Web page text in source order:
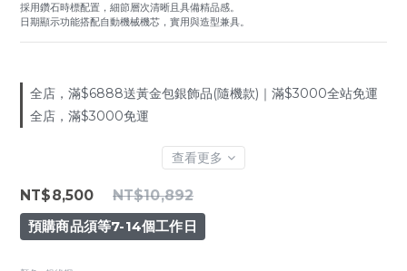
採用鑽石時標配置，細節層次清晰且具備精品感。
日期顯示功能搭配自動機械機芯，實用與造型兼具。
全店，滿$6888送黃金包銀飾品(隨機款)｜滿$3000全站免運
全店，滿$3000免運
查看更多
NT$8,500
NT$10,892
預購商品須等7-14個工作日